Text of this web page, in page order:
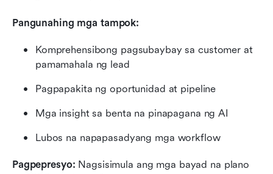
Pangunahing mga tampok:
Komprehensibong pagsubaybay sa customer at
pamamahala ng lead
Pagpapakita ng oportunidad at pipeline
Mga insight sa benta na pinapagana ng AI
Lubos na napapasadyang mga workflow
Pagpepresyo: Nagsisimula ang mga bayad na plano